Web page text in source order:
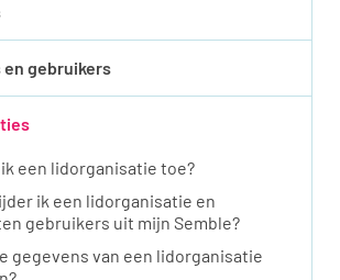
gebruikers
een lidorganisatie toe?
ik een lidorganisatie en
gebruikers uit mijn Semble?
gegevens van een lidorganisatie